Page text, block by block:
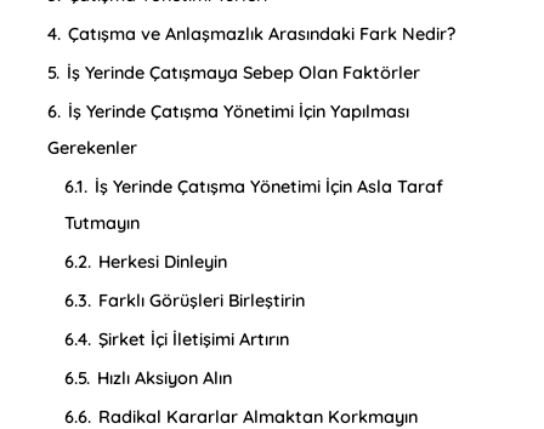
4. Çatışma ve Anlaşmazlık Arasındaki Fark Nedir?
5. İş Yerinde Çatışmaya Sebep Olan Faktörler
6. İş Yerinde Çatışma Yönetimi İçin Yapılması
Gerekenler
6.1. İş Yerinde Çatışma Yönetimi İçin Asla Taraf
Tutmayın
6.2. Herkesi Dinleyin
6.3. Farklı Görüşleri Birleştirin
6.4. Şirket İçi İletişimi Artırın
6.5. Hızlı Aksiyon Alın
6.6. Radikal Kararlar Almaktan Korkmayın